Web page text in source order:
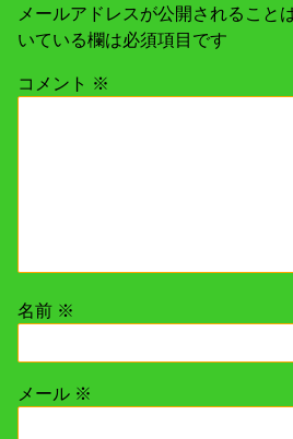
シ
ョ
メールアドレスが公開されること
いている欄は必須項目です
コメント ※
名前 ※
メール ※